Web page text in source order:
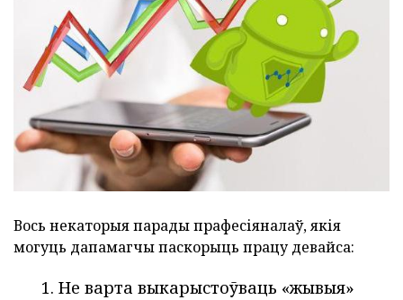
Вось некаторыя парады прафесіяналаў, якія
могуць дапамагчы паскорыць працу девайса:
Не варта выкарыстоўваць «жывыя»